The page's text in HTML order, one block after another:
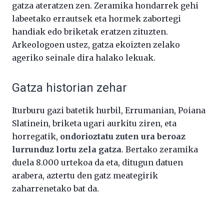
gatza ateratzen zen. Zeramika hondarrek gehi
labeetako errautsek eta hormek zabortegi
handiak edo briketak eratzen zituzten.
Arkeologoen ustez, gatza ekoizten zelako
ageriko seinale dira halako lekuak.
Gatza historian zehar
Iturburu gazi batetik hurbil, Errumanian, Poiana
Slatinein, briketa ugari aurkitu ziren, eta
horregatik, ondorioztatu zuten ura beroaz
lurrunduz lortu zela gatza. Bertako zeramika
duela 8.000 urtekoa da eta, ditugun datuen
arabera, aztertu den gatz meategirik
zaharrenetako bat da.